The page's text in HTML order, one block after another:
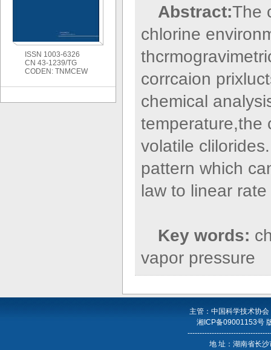
Abstract:The
chlorine
corrcaion
chemical
temperature,the
volatile
pattern which
law to linear
Key words:
vapor pressure
ISSN 1003-6326
CN 43-1239/TG
CODEN: TNMCEW
主管：中国科学技术协
湘ICP备09001153号
地 址：湖南省长